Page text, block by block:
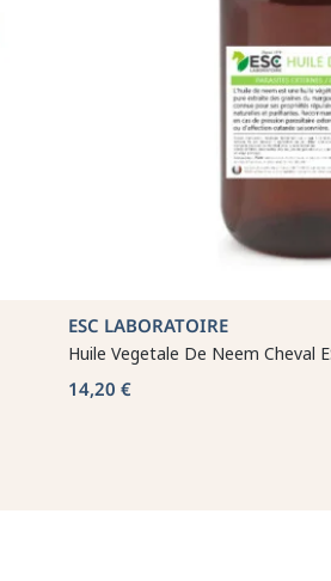
ESC LABORATOIRE
Huile Vegetale De Neem Cheval
14,20 €